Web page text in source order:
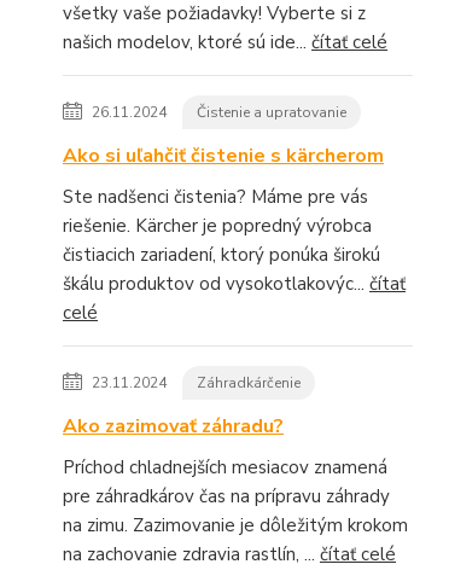
všetky vaše požiadavky! Vyberte si z
našich modelov, ktoré sú ide... čítať celé
26.11.2024 Čistenie a upratovanie
Ako si uľahčiť čistenie s kärcherom
Ste nadšenci čistenia? Máme pre vás
riešenie. Kärcher je popredný výrobca
čistiacich zariadení, ktorý ponúka širokú
škálu produktov od vysokotlakovýc... čítať
celé
23.11.2024 Záhradkárčenie
Ako zazimovať záhradu?
Príchod chladnejších mesiacov znamená
pre záhradkárov čas na prípravu záhrady
na zimu. Zazimovanie je dôležitým krokom
na zachovanie zdravia rastlín, ... čítať celé